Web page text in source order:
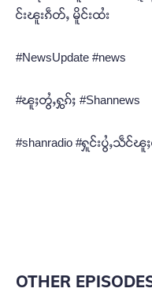
င်းၽူးၵဵတ်ႇ မိူင်းထႆး
#NewsUpdate #news
#ၽူႈတွႆႇႁွၵ်ႈ #Shannews
#shanradio #ႁူင်းပွႆႇသဵင်ၽူ
OTHER